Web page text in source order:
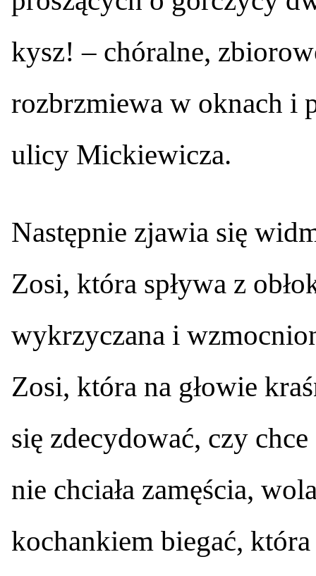
kysz! – chóralne,
rozbrzmiewa w oknach i
ulicy Mickiewicza.
Następnie zjawia się
Zosi, która spływa z
wykrzyczana i
Zosi, która na głowie
się zdecydować, czy
nie chciała zamęścia,
kochankiem biegać,